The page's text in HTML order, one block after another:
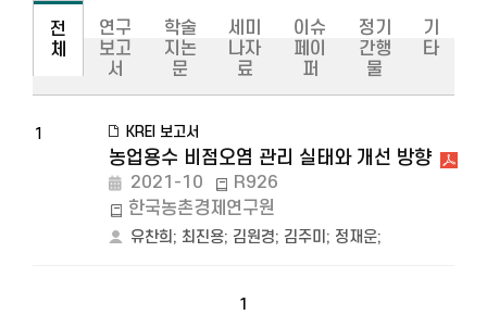
전
체
연구
보고
서
학술
지논
문
세미
나자
료
이슈
페이
퍼
정기
간행
물
기
타
1 KREI 보고서
농업용수 비점오염 관리 실태와 개선 방향
2021-10
R926
한국농촌경제연구원
유찬희 ; 최진용; 김원경; 김주미 ; 정재운;
1